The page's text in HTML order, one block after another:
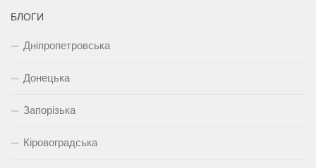
БЛОГИ
Дніпропетровська
Донецька
Запорізька
Кіровоградська